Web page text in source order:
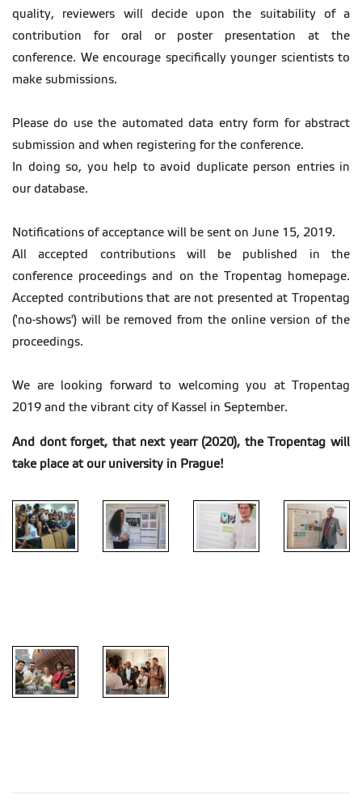
quality, reviewers will decide upon the suitability of a
contribution for oral or poster presentation at the
conference. We encourage specifically younger scientists to
make submissions.
Please do use the automated data entry form for abstract
submission and when registering for the conference.
In doing so, you help to avoid duplicate person entries in
our database.
Notifications of acceptance will be sent on June 15, 2019.
All accepted contributions will be published in the
conference proceedings and on the Tropentag homepage.
Accepted contributions that are not presented at Tropentag
('no-shows') will be removed from the online version of the
proceedings.
We are looking forward to welcoming you at Tropentag
2019 and the vibrant city of Kassel in September.
And dont forget, that next yearr (2020), the Tropentag will
take place at our university in Prague!